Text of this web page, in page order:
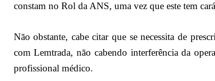
constam no Rol da ANS, uma vez que este tem
Não obstante, cabe citar que se necessita de
com Lemtrada, não cabendo interferência da
profissional médico.